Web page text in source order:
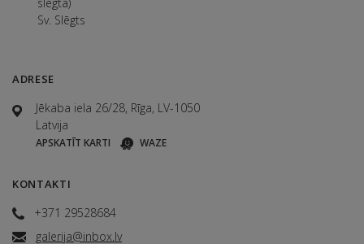
Sv. Slēgts
ADRESE
Jēkaba iela 26/28, Rīga, LV-1050
Latvija
APSKATĪT KARTI WAZE
KONTAKTI
+371 29528684
galerija@inbox.lv